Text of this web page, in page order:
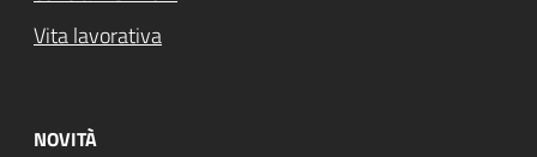
Vita lavorativa
NOVITÀ